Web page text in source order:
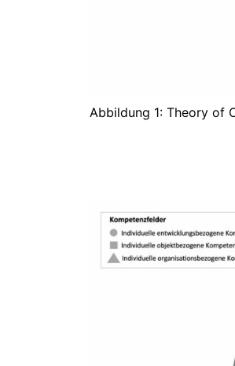
Abbildung 1: Theory of